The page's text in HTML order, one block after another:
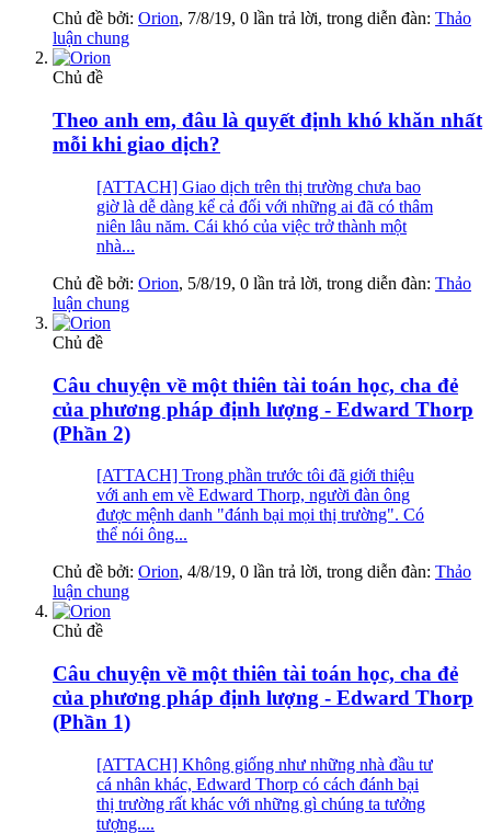
Chủ đề bởi: Orion, 7/8/19, 0 lần trả lời, trong diễn đàn: Thảo
luận chung
Chủ đề
Theo anh em, đâu là quyết định khó khăn nhất
mỗi khi giao dịch?
[ATTACH] Giao dịch trên thị trường chưa bao
giờ là dễ dàng kể cả đối với những ai đã có thâm
niên lâu năm. Cái khó của việc trở thành một
nhà...
Chủ đề bởi: Orion, 5/8/19, 0 lần trả lời, trong diễn đàn: Thảo
luận chung
Chủ đề
Câu chuyện về một thiên tài toán học, cha đẻ
của phương pháp định lượng - Edward Thorp
(Phần 2)
[ATTACH] Trong phần trước tôi đã giới thiệu
với anh em về Edward Thorp, người đàn ông
được mệnh danh "đánh bại mọi thị trường". Có
thể nói ông...
Chủ đề bởi: Orion, 4/8/19, 0 lần trả lời, trong diễn đàn: Thảo
luận chung
Chủ đề
Câu chuyện về một thiên tài toán học, cha đẻ
của phương pháp định lượng - Edward Thorp
(Phần 1)
[ATTACH] Không giống như những nhà đầu tư
cá nhân khác, Edward Thorp có cách đánh bại
thị trường rất khác với những gì chúng ta tưởng
tượng....